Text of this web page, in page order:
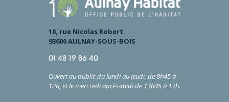
10, rue Nicolas Robert
93600 AULNAY-SOUS-BOIS
01 48 19 86 40
Ouvert au public du lundi au jeudi, de 8h45 à
12h, etlemercredi après-midi de 13h45 à 17h.